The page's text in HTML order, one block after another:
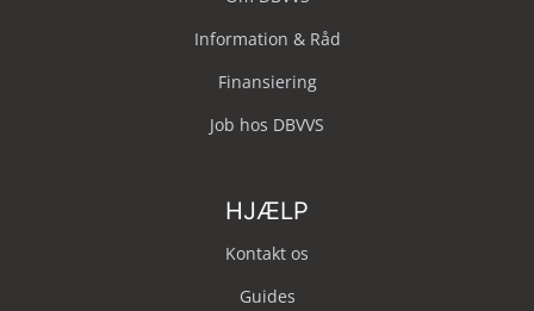
Information & Råd
Finansiering
Job hos DBVVS
HJÆLP
Kontakt os
Guides